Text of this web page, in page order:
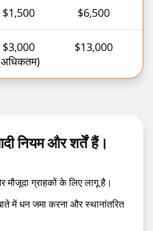
$1,500 $6,500
$3,000
$13,000
नियम और शर्तें हैं।
ग्राहकों के लिए लागू है।
में धन जमा करना और स्थानांतरित